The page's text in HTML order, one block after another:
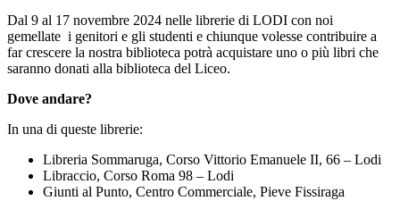
Dal 9 al 17 novembre 2024 nelle librerie di LODI con noi
gemellate i genitori e gli studenti e chiunque volesse contribuire a
far crescere la nostra biblioteca potrà acquistare uno o più libri che
saranno donati alla biblioteca del Liceo.
Dove andare?
In una di queste librerie:
Libreria Sommaruga, Corso Vittorio Emanuele II, 66 – Lodi
Libraccio, Corso Roma 98 – Lodi
Giunti al Punto, Centro Commerciale, Pieve Fissiraga